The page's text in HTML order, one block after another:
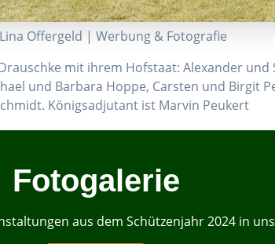
Offergeld | Werbung & Fotografie
mit ihrem Hofstaat: Alexander und
und Barbara Hoppe, Carsten und Birgit
Königsadjutant ist Marvin Peukert
Fotogalerie
aus dem Schützenjahr 2024 in